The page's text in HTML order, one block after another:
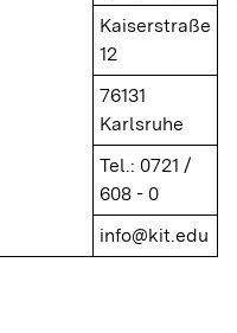
Kaiserstraße
12
76131
Karlsruhe
Tel.: 0721 /
608 - 0
info@kit.edu